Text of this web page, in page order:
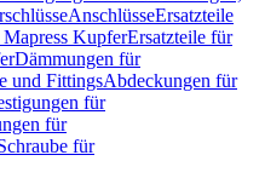
AnschlüsseErsatzteile
KupferErsatzteile für
Dämmungen für
und FittingsAbdeckungen für
für
für
für